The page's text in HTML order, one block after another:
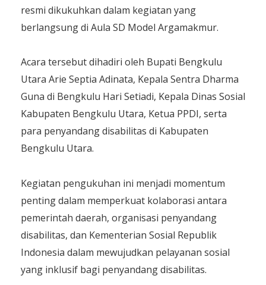
resmi dikukuhkan dalam kegiatan yang
berlangsung di Aula SD Model Argamakmur.
Acara tersebut dihadiri oleh Bupati Bengkulu
Utara Arie Septia Adinata, Kepala Sentra Dharma
Guna di Bengkulu Hari Setiadi, Kepala Dinas Sosial
Kabupaten Bengkulu Utara, Ketua PPDI, serta
para penyandang disabilitas di Kabupaten
Bengkulu Utara.
Kegiatan pengukuhan ini menjadi momentum
penting dalam memperkuat kolaborasi antara
pemerintah daerah, organisasi penyandang
disabilitas, dan Kementerian Sosial Republik
Indonesia dalam mewujudkan pelayanan sosial
yang inklusif bagi penyandang disabilitas.